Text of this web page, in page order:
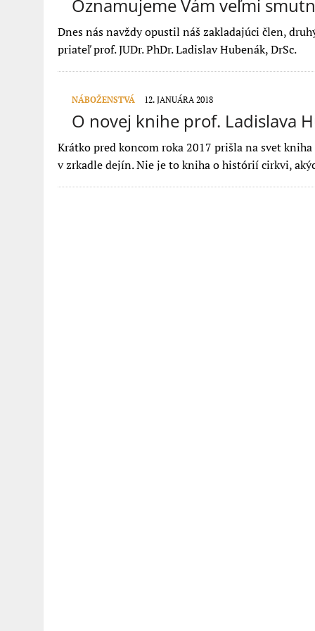
Oznamujeme Vám veľmi
Dnes nás navždy opustil náš zakladajúci člen,
priateľ prof. JUDr. PhDr. Ladislav Hubenák, DrSc.
NÁBOŽENSTVÁ 12. JANUÁRA 2018
O novej knihe prof. Ladislava
Krátko pred koncom roka 2017 prišla na svet kniha
v zrkadle dejín. Nie je to kniha o histórií cirkvi,